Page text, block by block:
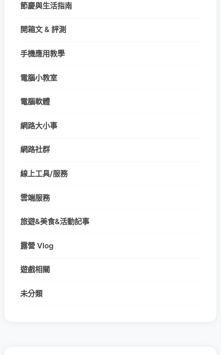
節慶與生活指南
開箱文 & 評測
手機應用教學
電腦小教室
電腦軟體
網路大小事
網路社群
線上工具/服務
雲端服務
旅遊&美食&活動記事
露營 Vlog
遊戲相關
未分類